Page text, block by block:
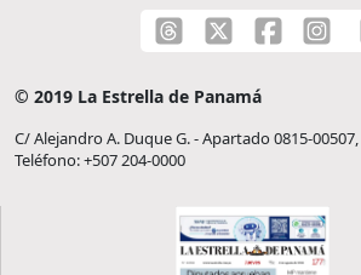
© 2019 La Estrella de Panamá
C/ Alejandro A. Duque G. - Apartado 0815-
Teléfono: +507 204-0000